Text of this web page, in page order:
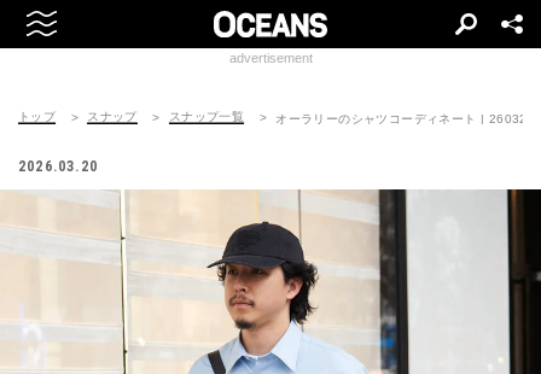
advertisement
トップ スナップ スナップ一覧 オーラリーのシャツコーディネート |
2026.03.20